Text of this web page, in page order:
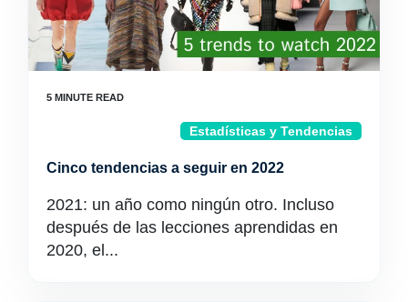
Estadísticas y Tendencias
Cinco tendencias a seguir en 2022
2021: un año como ningún otro. Incluso
después de las lecciones aprendidas en
2020, el...